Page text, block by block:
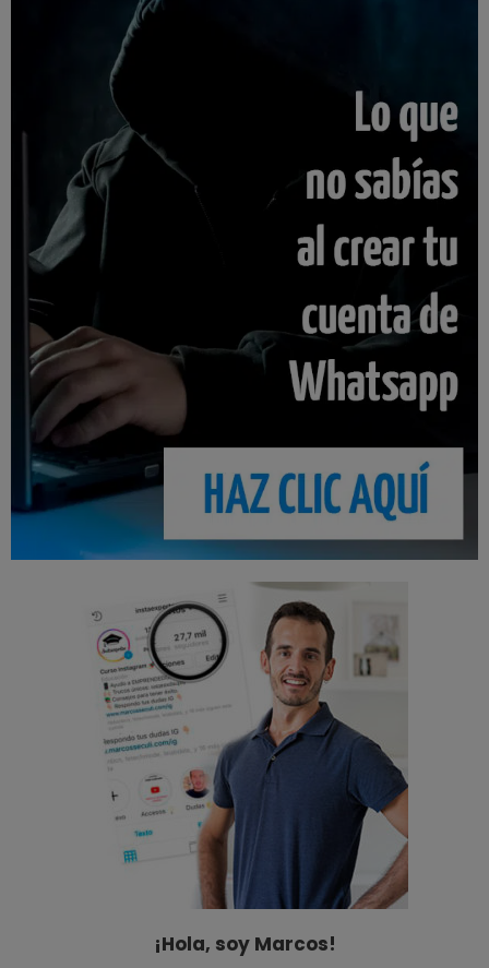
¡Hola, soy Marcos!